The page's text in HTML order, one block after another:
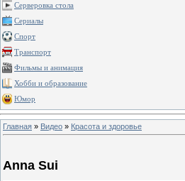
Серверовка стола
Сериалы
Спорт
Транспорт
Фильмы и анимация
Хобби и образование
Юмор
Главная » Видео » Красота и здоровье
Anna Sui